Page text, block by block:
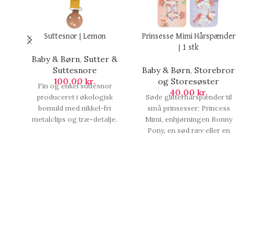
Suttesnor | Lemon
Baby & Børn, Sutter &
Suttesnore
100,00 kr.
Fin og enkel suttesnor
produceret i økologisk
bomuld med nikkel-fri
metalclips og træ-detalje.
Prinsesse Mimi Hårspænder
| 1 stk
Baby & Børn, Storebror
og Storesøster
40,00 kr.
Søde glitterhårspænder til
små prinsesser: Princess
Mimi, enhjørningen Bonny
Pony, en sød ræv eller en